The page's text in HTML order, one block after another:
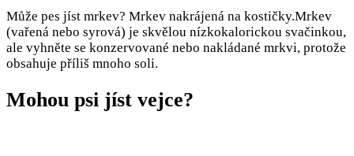
Může pes jíst mrkev? Mrkev nakrájená na kostičky.Mrkev
(vařená nebo syrová) je skvělou nízkokalorickou svačinkou,
ale vyhněte se konzervované nebo nakládané mrkvi, protože
obsahuje příliš mnoho soli.
Mohou psi jíst vejce?